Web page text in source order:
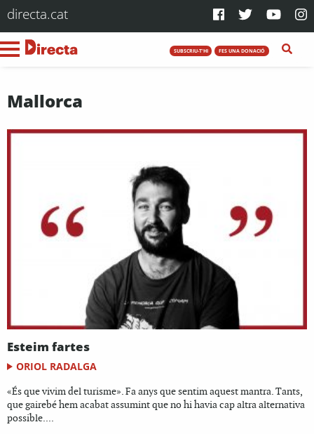
directa.cat
SUBSCRIU-T'HI FES UNA DONACIÓ
Mallorca
Esteim fartes
ORIOL RADALGA
«És que vivim del turisme». Fa anys que sentim aquest mantra. Tants,
que gairebé hem acabat assumint que no hi havia cap altra alternativa
possible....